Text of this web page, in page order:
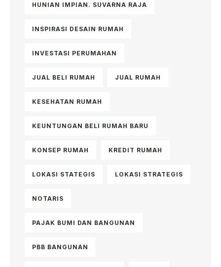
HUNIAN IMPIAN. SUVARNA RAJA
INSPIRASI DESAIN RUMAH
INVESTASI PERUMAHAN
JUAL BELI RUMAH JUAL RUMAH
KESEHATAN RUMAH
KEUNTUNGAN BELI RUMAH BARU
KONSEP RUMAH KREDIT RUMAH
LOKASI STATEGIS LOKASI STRATEGIS
NOTARIS
PAJAK BUMI DAN BANGUNAN
PBB BANGUNAN